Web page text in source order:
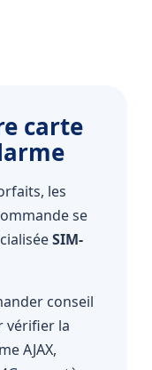
carte
les
se
SIM-
conseil
vérifier la
AJAX,